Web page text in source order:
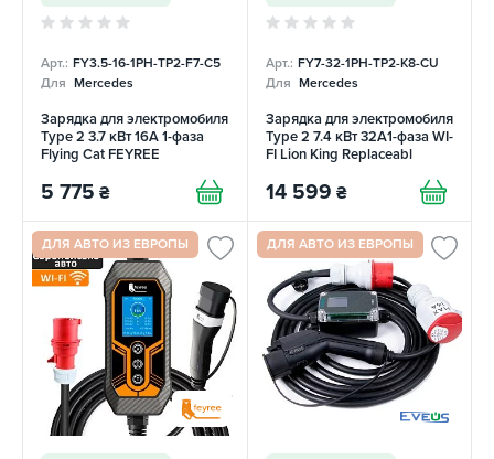
Арт.: FY3.5-16-1PH-TP2-F7-C5
Для Mercedes
Зарядка для электромобиля
Type 2 3.7 кВт 16А 1-фаза
Flying Cat FEYREE
5 775 ₴
Арт.: FY7-32-1PH-TP2-K8-CU
Для Mercedes
Зарядка для электромобиля
Type 2 7.4 кВт 32А1-фаза WI-
FI Lion King Replaceabl
14 599 ₴
ДЛЯ АВТО ИЗ ЕВРОПЫ ДЛЯ АВТО ИЗ ЕВРОПЫ